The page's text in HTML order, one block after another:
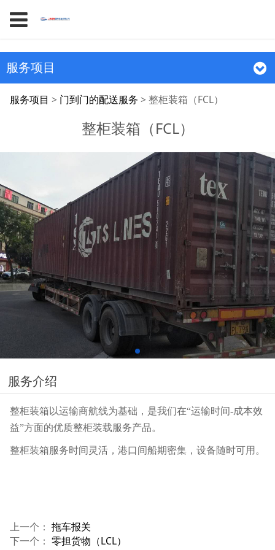
服务项目
整柜装箱（FCL）
服务项目 > 门到门的配送服务 > 整柜装箱（FCL）
整柜装箱（FCL）
服务介绍
整柜装箱以运输商航线为基础，是我们在“运输时间-成本效
益”方面的优质整柜装载服务产品。
整柜装箱服务时间灵活，港口间船期密集，设备随时可用。
上一个： 拖车报关
下一个： 零担货物（LCL）